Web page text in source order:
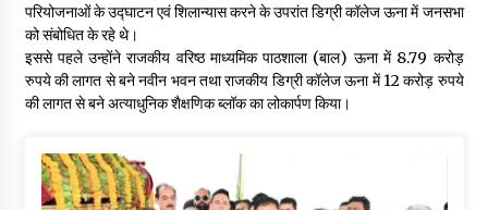
चंबा में बड़ा बस सड़क हादसा, 3 की मौत कई गंभीर घायल, बैरागढ़ से चंबा आ
08/08/2026
परियोजनाओं के उद्घाटन एवं शिलान्यास करने के उपरांत डिग्री कॉलेज ऊना में जनसभा
को संबोधित के रहे थे।
इससे पहले उन्होंने राजकीय वरिष्ठ माध्यमिक पाठशाला (बाल) ऊना में 8.79 करोड़
रुपये की लागत से बने नवीन भवन तथा राजकीय डिग्री कॉलेज ऊना में 12 करोड़ रुपये
की लागत से बने अत्याधुनिक शैक्षणिक ब्लॉक का लोकार्पण किया।